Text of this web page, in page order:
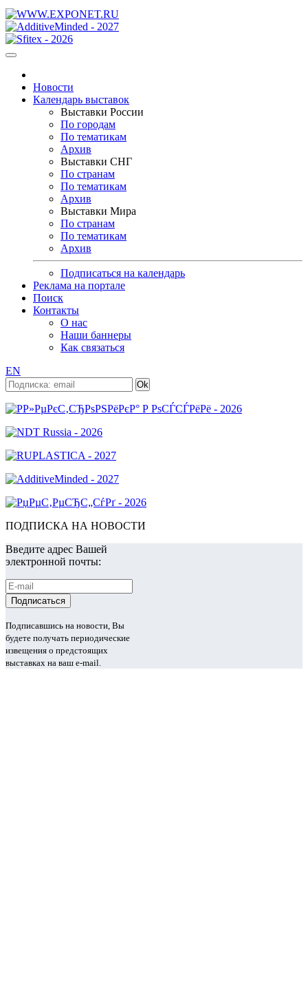
Новости
Календарь выставок
Выставки России
По городам
По тематикам
Архив
Выставки СНГ
По странам
По тематикам
Архив
Выставки Мира
По странам
По тематикам
Архив
Подписаться на календарь
Реклама на портале
Поиск
Контакты
О нас
Наши баннеры
Как связаться
EN
ПОДПИСКА НА НОВОСТИ
Введите адрес Вашей
электронной почты:
Подписавшись на новости, Вы
будете получать периодические
извещения о предстоящих
выставках на ваш e-mail.